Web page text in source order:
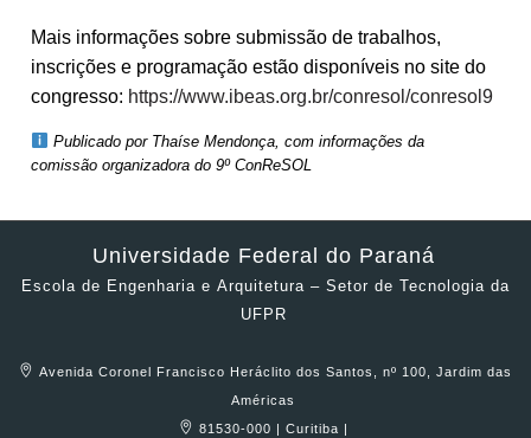
Mais informações sobre submissão de trabalhos,
inscrições e programação estão disponíveis no site do
congresso: https://www.ibeas.org.br/conresol/conresol9
Publicado por Thaíse Mendonça, com informações da
comissão organizadora do 9º ConReSOL
Universidade Federal do Paraná
Escola de Engenharia e Arquitetura – Setor de Tecnologia da
UFPR
Avenida Coronel Francisco Heráclito dos Santos, nº 100, Jardim das
Américas
81530-000 | Curitiba |